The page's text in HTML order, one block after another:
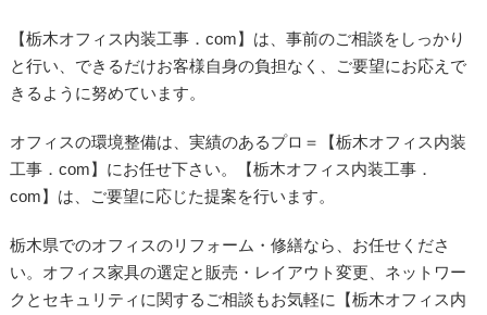
【栃木オフィス内装工事．com】は、事前のご相談をしっかり
と行い、できるだけお客様自身の負担なく、ご要望にお応えで
きるように努めています。
オフィスの環境整備は、実績のあるプロ＝【栃木オフィス内装
工事．com】にお任せ下さい。【栃木オフィス内装工事．
com】は、ご要望に応じた提案を行います。
栃木県でのオフィスのリフォーム・修繕なら、お任せくださ
い。オフィス家具の選定と販売・レイアウト変更、ネットワー
クとセキュリティに関するご相談もお気軽に【栃木オフィス内